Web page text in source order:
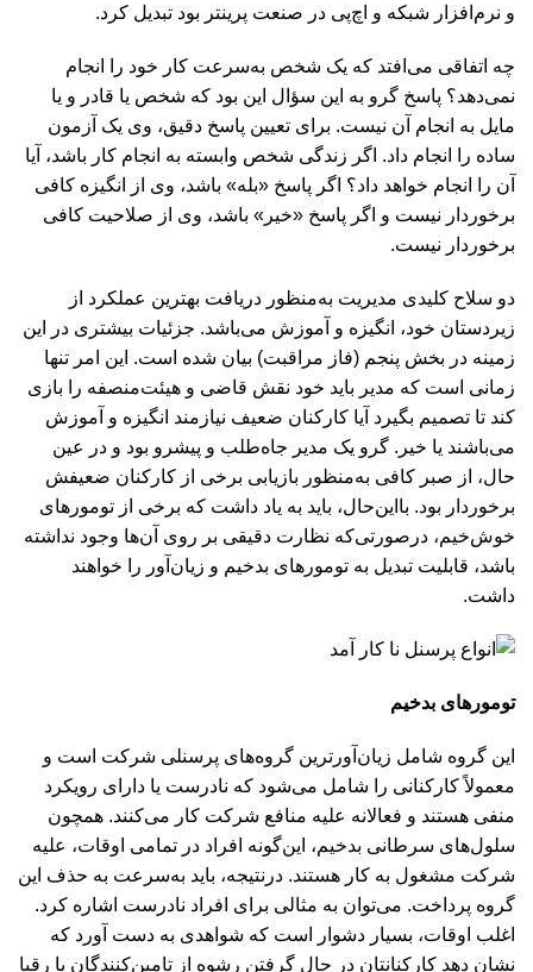
و نرم‌افزار شبکه و اچ‌پی در صنعت پرینتر بود تبدیل کرد.
چه اتفاقی می‌افتد که یک شخص به‌سرعت کار خود را انجام
نمی‌دهد؟ پاسخ گرو به این سؤال این بود که شخص یا قادر و یا
مایل به انجام آن نیست. برای تعیین پاسخ دقیق، وی یک آزمون
ساده را انجام داد. اگر زندگی شخص وابسته به انجام کار باشد، آیا
آن را انجام خواهد داد؟ اگر پاسخ «بله» باشد، وی از انگیزه کافی
برخوردار نیست و اگر پاسخ «خیر» باشد، وی از صلاحیت کافی
برخوردار نیست.
دو سلاح کلیدی مدیریت به‌منظور دریافت بهترین عملکرد از
زیردستان خود، انگیزه و آموزش می‌باشد. جزئیات بیشتری در این
زمینه در بخش پنجم (فاز مراقبت) بیان شده است. این امر تنها
زمانی است که مدیر باید خود نقش قاضی و هیئت‌منصفه را بازی
کند تا تصمیم بگیرد آیا کارکنان ضعیف نیازمند انگیزه و آموزش
می‌باشند یا خیر. گرو یک مدیر جاه‌طلب و پیشرو بود و در عین
حال، از صبر کافی به‌منظور بازیابی برخی از کارکنان ضعیفش
برخوردار بود. بااین‌حال، باید به یاد داشت که برخی از تومورهای
خوش‌خیم، درصورتی‌که نظارت دقیقی بر روی آن‌ها وجود نداشته
باشد، قابلیت تبدیل به تومورهای بدخیم و زیان‌آور را خواهند
داشت.
تومورهای بدخیم
این گروه شامل زیان‌آورترین گروه‌های پرسنلی شرکت است و
معمولاً کارکنانی را شامل می‌شود که نادرست یا دارای رویکرد
منفی هستند و فعالانه علیه منافع شرکت کار می‌کنند. همچون
سلول‌های سرطانی بدخیم، این‌گونه افراد در تمامی اوقات، علیه
شرکت مشغول به کار هستند. درنتیجه، باید به‌سرعت به حذف این
گروه پرداخت. می‌توان به مثالی برای افراد نادرست اشاره کرد.
اغلب اوقات، بسیار دشوار است که شواهدی به دست آورد که
نشان دهد کارکنانتان در حال گرفتن رشوه از تامین‌کنندگان یا رقبا